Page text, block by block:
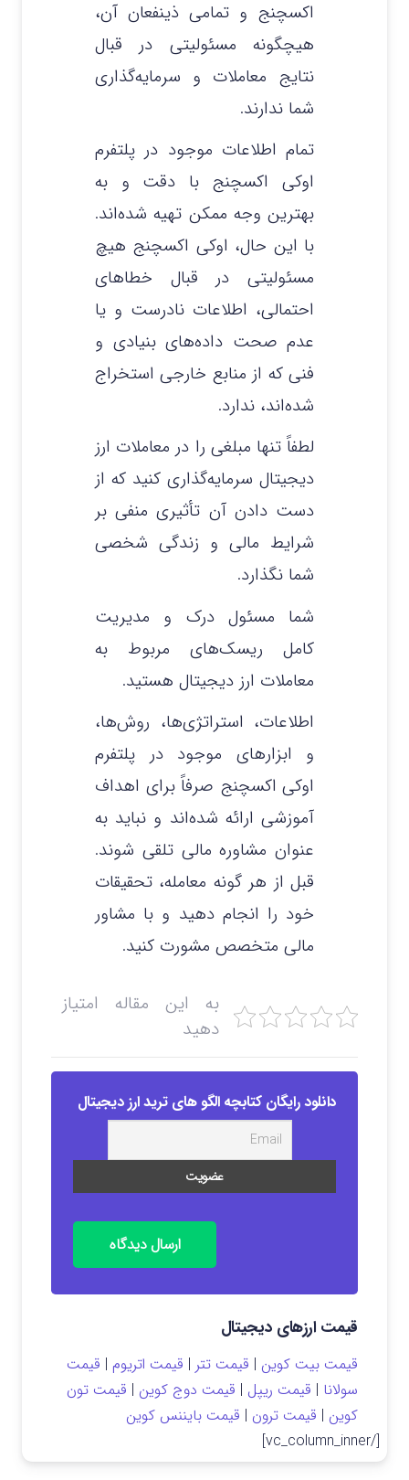
اکسچنج و تمامی ذینفعان آن،
هیچگونه مسئولیتی در قبال
نتایج معاملات و سرمایه‌گذاری
شما ندارند.
تمام اطلاعات موجود در پلتفرم
اوکی اکسچنج با دقت و به
بهترین وجه ممکن تهیه شده‌اند.
با این حال، اوکی اکسچنج هیچ
مسئولیتی در قبال خطاهای
احتمالی، اطلاعات نادرست و یا
عدم صحت داده‌های بنیادی و
فنی که از منابع خارجی استخراج
شده‌اند، ندارد.
لطفاً تنها مبلغی را در معاملات ارز
دیجیتال سرمایه‌گذاری کنید که از
دست دادن آن تأثیری منفی بر
شرایط مالی و زندگی شخصی
شما نگذارد.
شما مسئول درک و مدیریت
کامل ریسک‌های مربوط به
معاملات ارز دیجیتال هستید.
اطلاعات، استراتژی‌ها، روش‌ها،
و ابزارهای موجود در پلتفرم
اوکی اکسچنج صرفاً برای اهداف
آموزشی ارائه شده‌اند و نباید به
عنوان مشاوره مالی تلقی شوند.
قبل از هر گونه معامله، تحقیقات
خود را انجام دهید و با مشاور
مالی متخصص مشورت کنید.
به این مقاله امتیاز
دهید
دانلود رایگان کتابچه الگو های ترید ارز دیجیتال
ارسال دیدگاه
قیمت ارزهای دیجیتال
قیمت بیت کوین | قیمت تتر | قیمت اتریوم | قیمت
سولانا | قیمت ریپل | قیمت دوج کوین | قیمت تون
کوین | قیمت ترون | قیمت بایننس کوین
[/vc_column_inner]